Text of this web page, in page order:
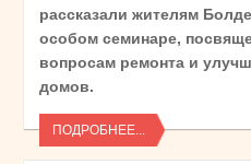
рассказали жителям
особом семинаре,
вопросам ремонта и
домов.
ПОДРОБНЕЕ...